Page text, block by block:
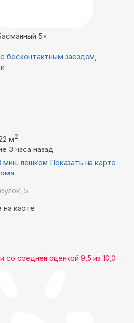
5»
бесконтактным заездом,
м2
3 часа назад
мин. пешком Показать на карте
5
на карте
со средней оценкой 9,5 из 10,0